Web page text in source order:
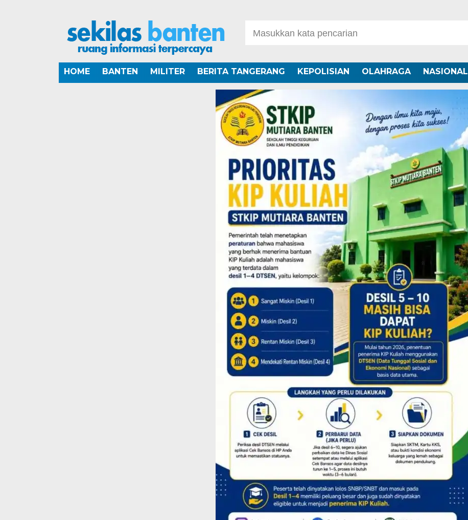
HOME BANTEN MILITER BERITA TANGERANG KEPOLISIAN OLAHRAGA NASIONAL